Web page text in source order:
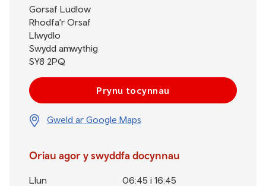
Gorsaf Ludlow
Rhodfa'r Orsaf
Llwydlo
Swydd amwythig
SY8 2PQ
Prynu tocynnau
Gweld ar Google Maps
Oriau agor y swyddfa docynnau
Llun
06:45 i 16:45